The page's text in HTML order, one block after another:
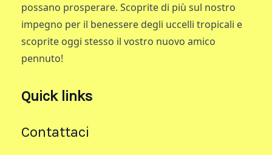
possano prosperare. Scoprite di più sul nostro
impegno per il benessere degli uccelli tropicali e
scoprite oggi stesso il vostro nuovo amico
pennuto!
Quick links
Contattaci